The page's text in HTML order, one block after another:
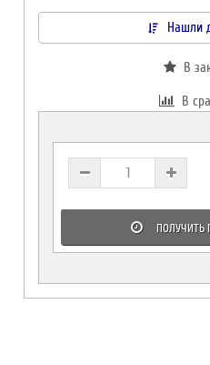
Нашли
В
В
ПОЛУЧИТЬ